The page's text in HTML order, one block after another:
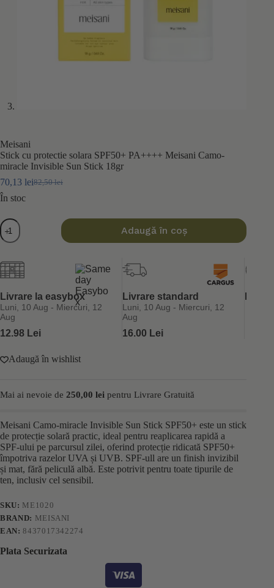
Meisani
Stick cu protectie solara SPF50+ PA++++ Meisani Camo-
miracle Invisible Sun Stick 18gr
82,50lei
Prețul
70,13 leiPrețul
70,13 lei.
În stoc
Cantitate
Stick
cu
solara
SPF50+
Meisani
Camo-
miracle
Sun
18gr
Adaugă în coș
Livrare la easybox
Luni, 10 Aug - Miercuri, 12
Aug
12.98 Lei
Livrare standard
Luni, 10 Aug - Miercuri, 12
Aug
16.00 Lei
Adaugă în wishlist
Mai ai nevoie de 250,00 lei pentru Livrare Gratuită
Meisani Camo-miracle Invisible Sun Stick SPF50+ este un stick
de protecție solară practic, ideal pentru reaplicarea rapidă a
SPF-ului pe parcursul zilei, oferind protecție ridicată SPF50+
împotriva razelor UVA și UVB. SPF-ull are un finish invizibil
și mat, fără peliculă albă. Este potrivit pentru toate tipurile de
ten, inclusiv cel sensibil.
SKU: ME1020
BRAND: MEISANI
EAN:8437017342274
Plata Securizata